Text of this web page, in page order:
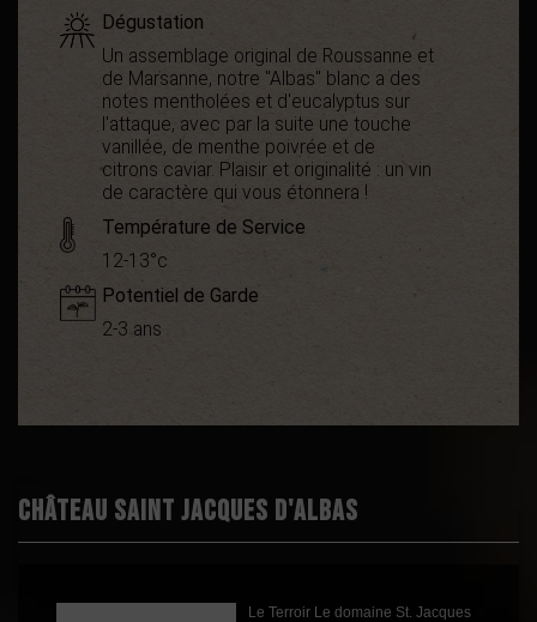
Dégustation
Un assemblage original de Roussanne et
de Marsanne, notre "Albas" blanc a des
notes mentholées et d'eucalyptus sur
l'attaque, avec par la suite une touche
vanillée, de menthe poivrée et de
citrons caviar. Plaisir et originalité : un vin
de caractère qui vous étonnera !
Température de Service
12-13°c
Potentiel de Garde
2-3 ans
Awards Argent
International Wine
Château Saint Jacques d'Albas
Le Terroir Le domaine St. Jacques